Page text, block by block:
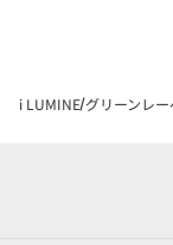
i LUMINE グリーンレ